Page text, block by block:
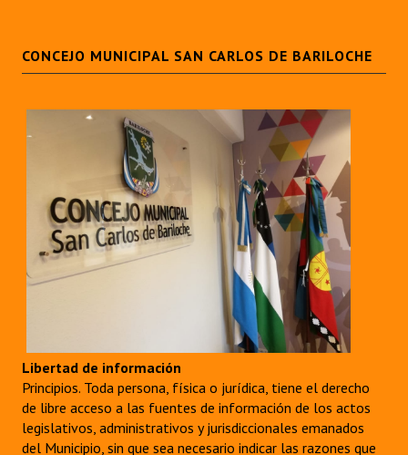
CONCEJO MUNICIPAL SAN CARLOS DE BARILOCHE
Libertad de información
Principios. Toda persona, física o jurídica, tiene el derecho
de libre acceso a las fuentes de información de los actos
legislativos, administrativos y jurisdiccionales emanados
del Municipio, sin que sea necesario indicar las razones que